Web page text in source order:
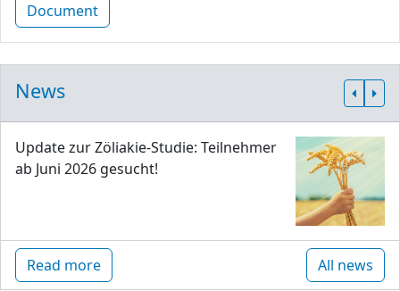
Document
News
Update zur Zöliakie-Studie: Teilnehmer
ab Juni 2026 gesucht!
Read more All news